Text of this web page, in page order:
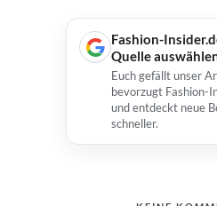
Fashion-
Quelle
Euch gefällt unser
bevorzugt Fashion-
und entdeckt neue
schneller.